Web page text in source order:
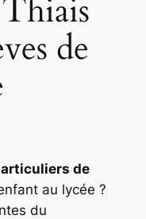
de
de
au lycée ?
du